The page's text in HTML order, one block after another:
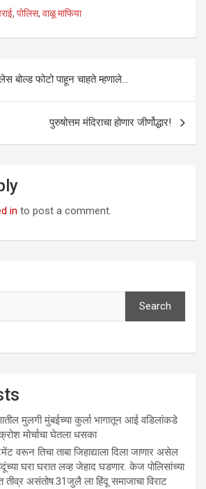
, पोलिस, वाळू माफिया
बोल्ड फोटो पाहून चाहते म्हणाले…
पुरुषोत्तम मंदिराचा होणार जीर्णोद्धार!
in to post a comment.
Search
मुलगी मुंबईच्या कुर्ला भागातून आई वडिलांकडे
मोर्चाचा घेतला धसका
वरून तिचा ताबा जिहाद्याला दिला जाणार असेल
घरा घरात लव्ह जेहाद घडणार. केज पोलिसांच्या
असंतोष.31जुलै ला हिंदू समाजाचा विराट